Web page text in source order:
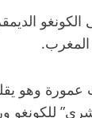
المغرب.
عمورة وهو